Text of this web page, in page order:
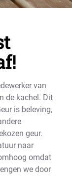
van
de kachel. Dit
is beleving,
geur.
naar
omdat
we door